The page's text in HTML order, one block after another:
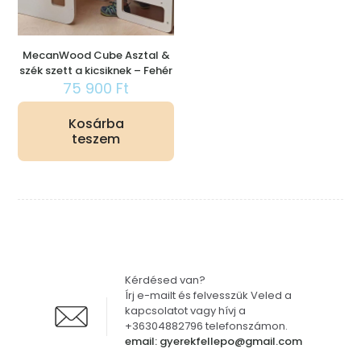
MecanWood Cube Asztal &
szék szett a kicsiknek – Fehér
75 900 Ft
Kosárba
teszem
email: gyerekfellepo@gmail.com
Kérdésed van?
Írj e-mailt és felvesszük Veled a
kapcsolatot vagy hívj a
+36304882796 telefonszámon.